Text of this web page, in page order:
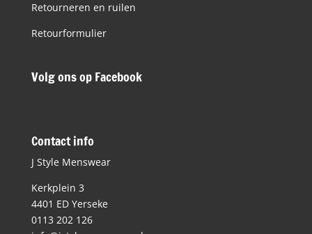
Retourneren en ruilen
Retourformulier
Volg ons op Facebook
Contact info
J Style Menswear
Kerkplein 3
4401 ED Yerseke
0113 202 126